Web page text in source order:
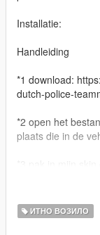
Installatie:
Handleiding
*1 download:
dutch-police-
*2 open het
plaats die in de
*4 in het andere
files) in het mapje
ИТНО ВОЗИЛО